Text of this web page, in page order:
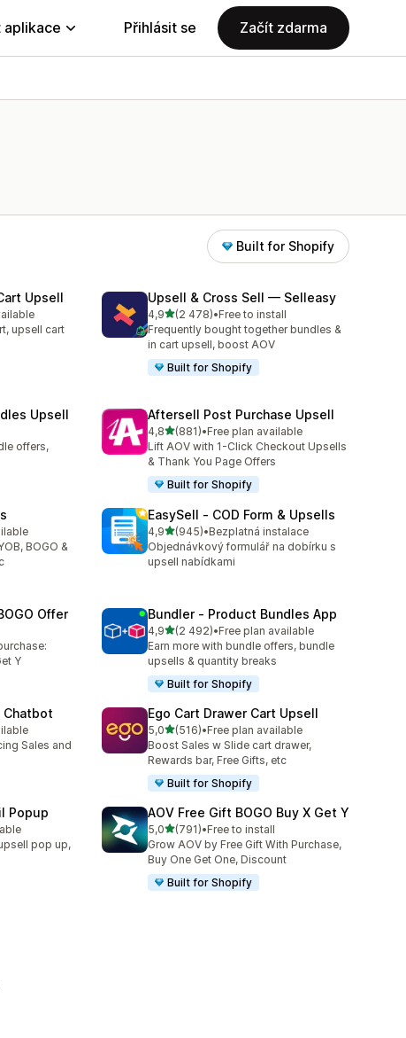
aplikace Přihlásit se Začít zdarma
Built for Shopify
Upsell
upsell cart
Upsell & Cross Sell — Selleasy
4,9z 5 hvězd
(2 478)
Celkový počet recenzí: 2478
•Free to install
Frequently bought together bundles &
in cart upsell, boost AOV
Built for Shopify
Upsell
offers,
Aftersell Post Purchase Upsell
4,8z 5 hvězd
(881)
Celkový počet recenzí: 881
•Free plan available
Lift AOV with 1-Click Checkout Upsells
& Thank You Page Offers
Built for Shopify
BOGO &
EasySell ‑ COD Form & Upsells
4,9z 5 hvězd
(945)
Celkový počet recenzí: 945
•Bezplatná instalace
Objednávkový formulář na dobírku s
upsell nabídkami
Offer
Y
Bundler ‑ Product Bundles App
4,9z 5 hvězd
(2 492)
Celkový počet recenzí: 2492
•Free plan available
Earn more with bundle offers, bundle
upsells & quantity breaks
Built for Shopify
Chatbot
Sales and
Ego Cart Drawer Cart Upsell
5,0z 5 hvězd
(516)
Celkový počet recenzí: 516
•Free plan available
Boost Sales w Slide cart drawer,
Rewards bar, Free Gifts, etc
Built for Shopify
Popup
pop up,
AOV Free Gift BOGO Buy X Get Y
5,0z 5 hvězd
(791)
Celkový počet recenzí: 791
•Free to install
Grow AOV by Free Gift With Purchase,
Buy One Get One, Discount
Built for Shopify